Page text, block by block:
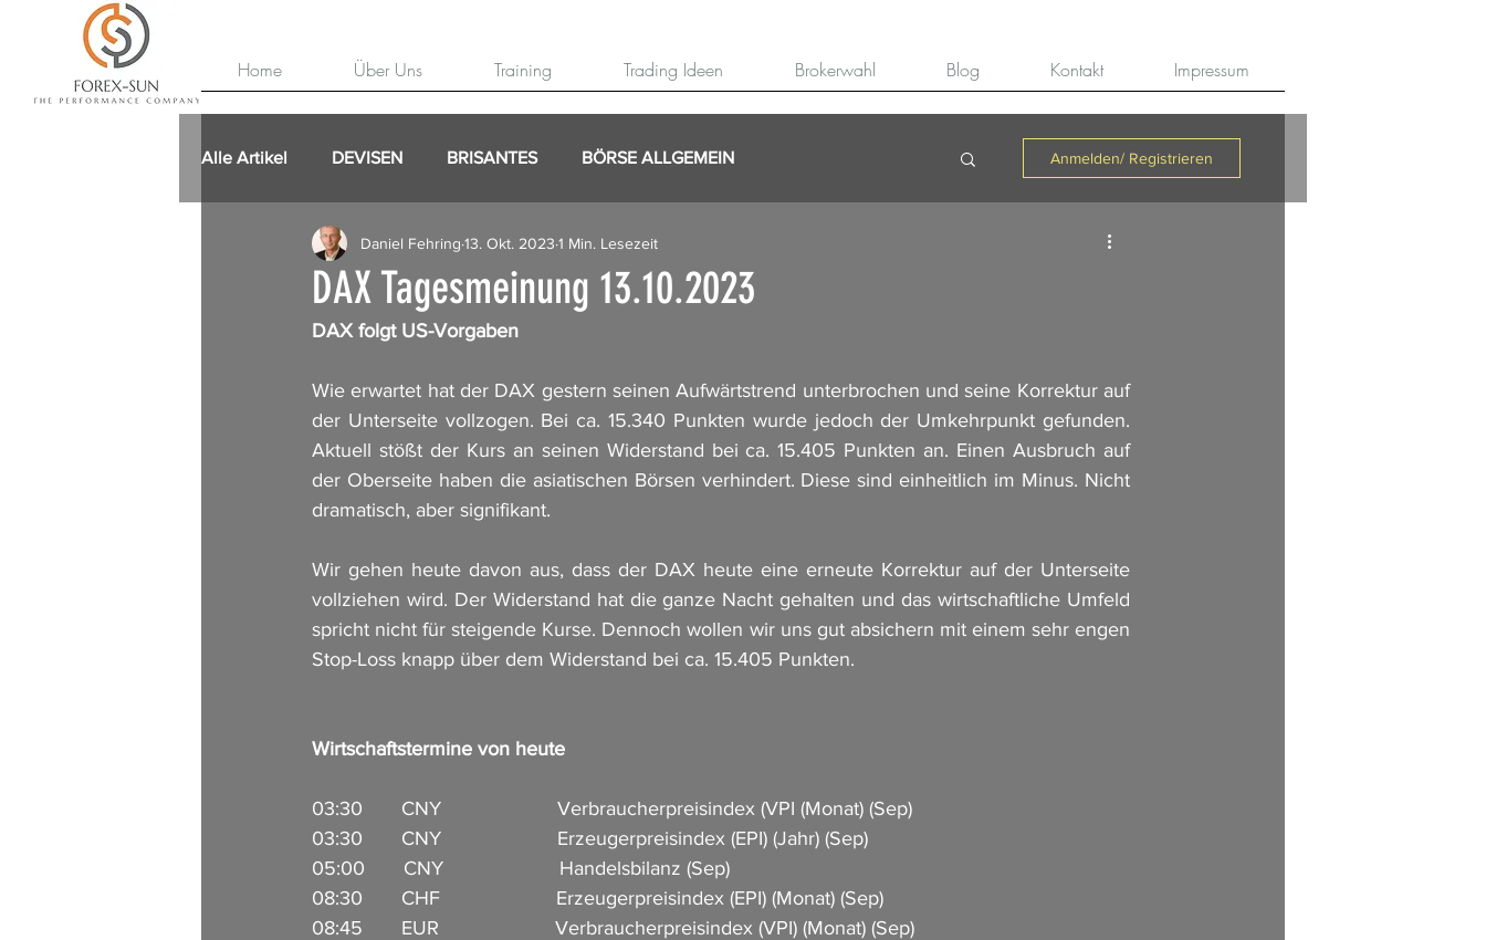
Home Über Uns Training Trading Ideen Brokerwahl Blog Kontakt Impressum
Alle Artikel DEVISEN BRISANTES BÖRSE ALLGEMEIN Anmelden/ Registrieren
DAX Tagesmeinung 13.10.2023
Daniel Fehring 13. Okt. 2023 1 Min. Lesezeit
DAX folgt US-Vorgaben
Wie erwartet hat der DAX gestern seinen Aufwärtstrend unterbrochen und seine Korrektur auf
der Unterseite vollzogen. Bei ca. 15.340 Punkten wurde jedoch der Umkehrpunkt gefunden.
Aktuell stößt der Kurs an seinen Widerstand bei ca. 15.405 Punkten an. Einen Ausbruch auf
der Oberseite haben die asiatischen Börsen verhindert. Diese sind einheitlich im Minus. Nicht
dramatisch, aber signifikant.
Wir gehen heute davon aus, dass der DAX heute eine erneute Korrektur auf der Unterseite
vollziehen wird. Der Widerstand hat die ganze Nacht gehalten und das wirtschaftliche Umfeld
spricht nicht für steigende Kurse. Dennoch wollen wir uns gut absichern mit einem sehr engen
Stop-Loss knapp über dem Widerstand bei ca. 15.405 Punkten.
Wirtschaftstermine von heute
03:30       CNY                     Verbraucherpreisindex (VPI (Monat) (Sep)
03:30       CNY                     Erzeugerpreisindex (EPI) (Jahr) (Sep)
05:00       CNY                     Handelsbilanz (Sep)
08:30       CHF                     Erzeugerpreisindex (EPI) (Monat) (Sep)
08:45       EUR                     Verbraucherpreisindex (VPI) (Monat) (Sep)